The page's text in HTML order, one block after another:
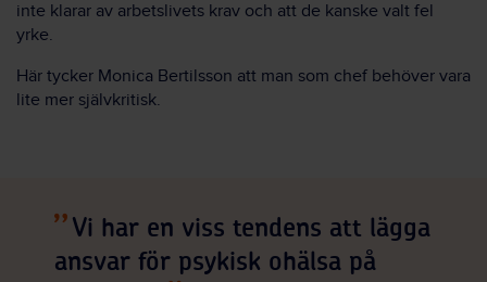
inte klarar av arbetslivets krav och att de kanske valt fel
yrke.
Här tycker Monica Bertilsson att man som chef behöver vara
lite mer självkritisk.
Vi har en viss tendens att lägga
ansvar för psykisk ohälsa på